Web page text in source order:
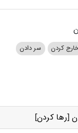
کردن
سر دادن
[رها کردن]